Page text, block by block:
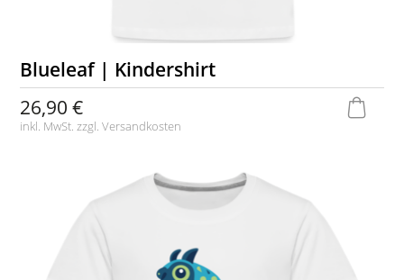
Blueleaf | Kindershirt
26,90 €
inkl. MwSt. zzgl.Versandkosten